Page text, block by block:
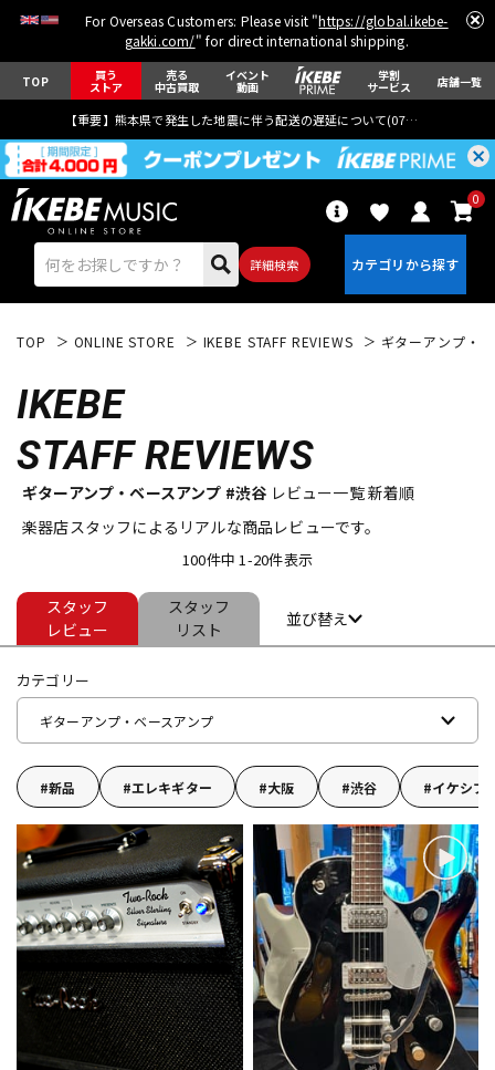
For Overseas Customers: Please visit "https://global.ikebe-
gakki.com/" for direct international shipping.
TOP 買う
ストア
売る
中古買取
イベント
動画
学割
サービス 店舗一覧
【重要】熊本県で発生した地震に伴う配送の遅延について(07月29日
詳細検索
0
エレキギター
ベース ウクレレ
ドラム パーカッション
管楽器 その他楽器
アンプ エフェクター
DJ機器 DTM
DTM オンライン納品 レコーディング機器
TOP ONLINE STORE IKEBE STAFF REVIEWS ギターアンプ・
IKEBE
STAFF REVIEWS
ギターアンプ・ベースアンプ #渋谷 レビュー一覧 新着順
楽器店スタッフによるリアルな商品レビューです。
100件中 1-20件表示
スタッフ
レビュー
スタッフ
リスト
並び替え
カテゴリー
ギターアンプ・ベースアンプ
新品 エレキギター 大阪 渋谷 イケシブ